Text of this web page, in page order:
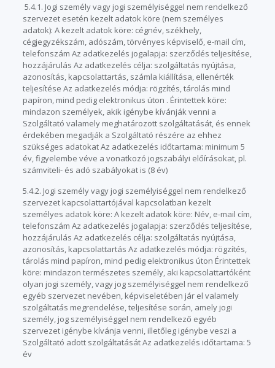
5.4.1. Jogi személy vagy jogi személyiséggel nem rendelkező
szervezet esetén kezelt adatok köre (nem személyes
adatok): A kezelt adatok köre: cégnév, székhely,
cégjegyzékszám, adószám, törvényes képviselő, e-mail cím,
telefonszám Az adatkezelés jogalapja: szerződés teljesítése,
hozzájárulás Az adatkezelés célja: szolgáltatás nyújtása,
azonosítás, kapcsolattartás, számla kiállítása, ellenérték
teljesítése Az adatkezelés módja: rögzítés, tárolás mind
papíron, mind pedig elektronikus úton . Érintettek köre:
mindazon személyek, akik igénybe kívánják venni a
Szolgáltató valamely meghatározott szolgáltatását, és ennek
érdekében megadják a Szolgáltató részére az ehhez
szükséges adatokat Az adatkezelés időtartama: minimum 5
év, figyelembe véve a vonatkozó jogszabályi előírásokat, pl.
számviteli- és adó szabályokat is (8 év)
5.4.2. Jogi személy vagy jogi személyiséggel nem rendelkező
szervezet kapcsolattartójával kapcsolatban kezelt
személyes adatok köre: A kezelt adatok köre: Név, e-mail cím,
telefonszám Az adatkezelés jogalapja: szerződés teljesítése,
hozzájárulás Az adatkezelés célja: szolgáltatás nyújtása,
azonosítás, kapcsolattartás Az adatkezelés módja: rögzítés,
tárolás mind papíron, mind pedig elektronikus úton Érintettek
köre: mindazon természetes személy, aki kapcsolattartóként
olyan jogi személy, vagy jog személyiséggel nem rendelkező
egyéb szervezet nevében, képviseletében jár el valamely
szolgáltatás megrendelése, teljesítése során, amely jogi
személy, jog személyiséggel nem rendelkező egyéb
szervezet igénybe kívánja venni, illetőleg igénybe veszi a
Szolgáltató adott szolgáltatását Az adatkezelés időtartama: 5
év